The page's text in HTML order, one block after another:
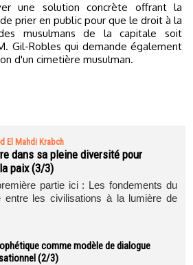
une solution concrète offrant la
prier en public pour que le droit à la
musulmans de la capitale soit
Gil-Robles qui demande également
d'un cimetière musulman.
El Mahdi Krabch
dans sa pleine diversité pour
paix (3/3)
partie ici : Les fondements du
entre les civilisations à la lumière de
comme modèle de dialogue
(2/3)